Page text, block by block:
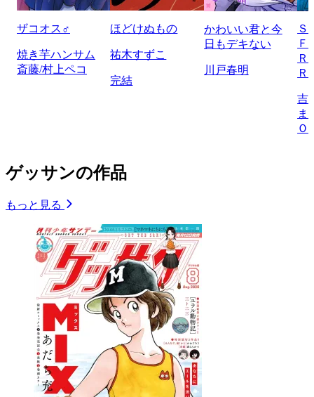
ザコオス♂
焼き芋ハンサム
斎藤/村上ペコ
ほどけぬもの
祐木すずこ
完結
かわいい君と今
日もデキない
川戸春明
Ｆ
Ｒ
吉
ま
Ｏ
ゲッサンの作品
もっと見る